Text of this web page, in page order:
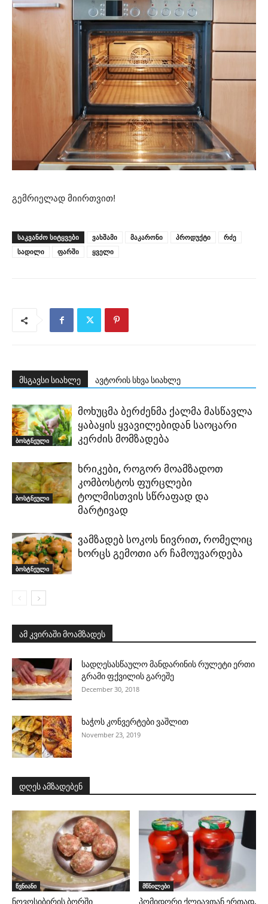
გემრიელად მიირთვით!
ᲡᲐᲙᲕᲐᲜᲫᲝ ᲡᲘᲢᲧᲕᲔᲑᲘ ვახშამი მაკარონი პროდუქტი
რძე
სადილი
ფარში ყველი
მსგავსი სიახლე ავტორის სხვა სიახლე
ბოსტნეული
მოხუცმა ბერძენმა ქალმა მასწავლა
ყაბაყის ყვავილებიდან საოცარი
კერძის მომზადება
ბოსტნეული
ხრიკები, როგორ მოამზადოთ
კომბოსტოს ფურცლები
ტოლმისთვის სწრაფად და
მარტივად
ბოსტნეული
ვამზადებ სოკოს ნივრით, რომელიც
ხორცს გემოთი არ ჩამოუვარდება
ამ კვირაში მოამზადეს
სადღესასწაულო მანდარინის რულეტი ერთი
გრამი ფქვილის გარეშე
December 30, 2018
ხაჭოს კონვერტები ვაშლით
November 23, 2019
დღეს ამზადებენ
წვნიანი
ნოვოსიბირის ბორში
მწნილები
პომიდორი ქლიავთან ერთად,